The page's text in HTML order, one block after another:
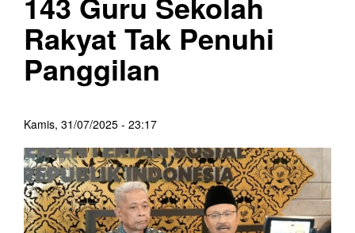
Rakyat Tak Penuhi
Panggilan
Kamis, 31/07/2025 - 23:17